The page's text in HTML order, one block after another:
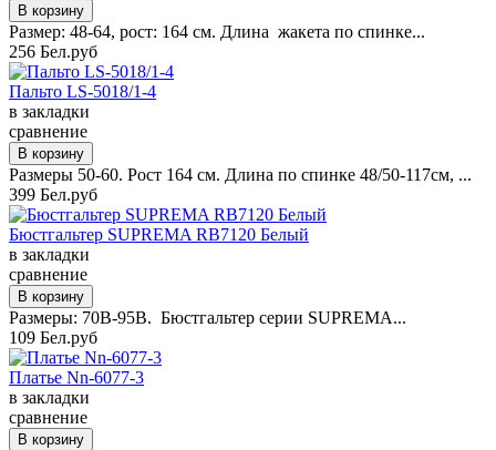
Размер: 48-64, рост: 164 см. Длина жакета по спинке...
256 Бел.руб
Пальто LS-5018/1-4
в закладки
сравнение
Размеры 50-60. Рост 164 см. Длина по спинке 48/50-117см, ...
399 Бел.руб
Бюстгальтер SUPREMA RB7120 Белый
в закладки
сравнение
Размеры: 70B-95B. Бюстгальтер серии SUPREMA...
109 Бел.руб
Платье Nn-6077-3
в закладки
сравнение